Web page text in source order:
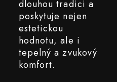
dlouhou tradici a
poskytuje nejen
estetickou
hodnotu, ale i
tepelný a zvukový
komfort.